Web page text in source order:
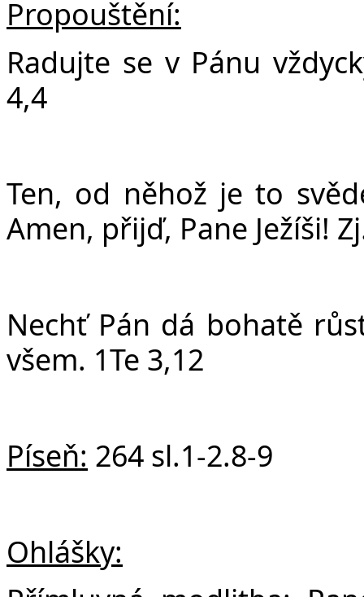
Propouštění:
Radujte se v Pánu
4,4
Ten, od něhož je to
Amen, přijď, Pane Ježíši!
Nechť Pán dá bohatě
všem. 1Te 3,12
Píseň: 264 sl.1-2.8-9
Ohlášky: